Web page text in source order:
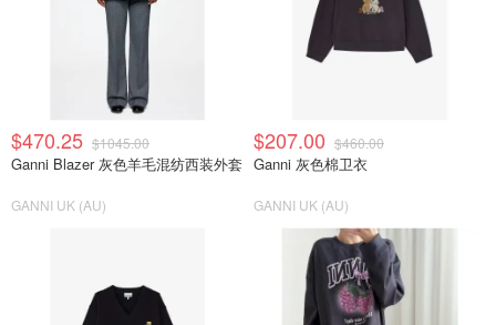
$470.25 $1045.00
Ganni Blazer 灰色羊毛混纺西装外套
GANNI UK (AU)
$207.00 $460.00
Ganni 灰色棉卫衣
GANNI UK (AU)